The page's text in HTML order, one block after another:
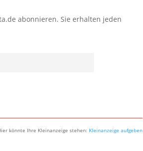
abonnieren. Sie erhalten jeden
könnte Ihre Kleinanzeige stehen: Kleinanzeige aufgeben